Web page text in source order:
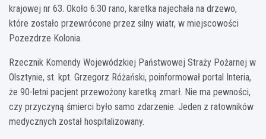
krajowej nr 63. Około 6:30 rano, karetka najechała na drzewo,
które zostało przewrócone przez silny wiatr, w miejscowości
Pozezdrze Kolonia.
Rzecznik Komendy Wojewódzkiej Państwowej Straży Pożarnej w
Olsztynie, st. kpt. Grzegorz Różański, poinformował portal Interia,
że 90-letni pacjent przewożony karetką zmarł. Nie ma pewności,
czy przyczyną śmierci było samo zdarzenie. Jeden z ratowników
medycznych został hospitalizowany.